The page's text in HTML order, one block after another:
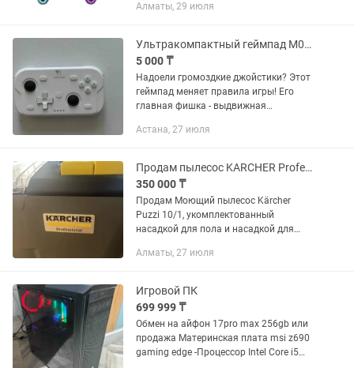
для PC, Android, iPhone/iPad, PS и Xbox.
держатель...
Алматы, 29 июля
Ультракомпактный геймпад M01 Карманная консоль всегда с тобой!
5 000 ₸
Надоели громоздкие джойстики? Этот
геймпад меняет правила игры! Его
главная фишка - выдвижная
плоский и компактный, а за секунду
контроллер...
Астана, 27 июля
Продам пылесос KARCHER Professional
350 000 ₸
Продам Моющий пылесос Kärcher
Puzzi 10/1, укомплектованный
насадкой для пола и насадкой для
для эффективной гигиенической
средней...
Алматы, 27 июля
Игровой ПК
699 999 ₸
Обмен на айфон 17pro max 256gb или
продажа Материнская плата msi z690
gaming edge -Процессор Intel Core i5